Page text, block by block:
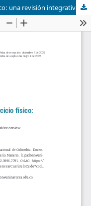
una revisión integrativa